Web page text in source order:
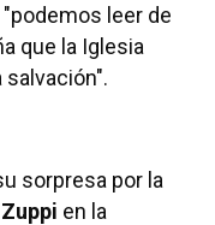
leer de
que la Iglesia
salvación".
sorpresa por la
en la